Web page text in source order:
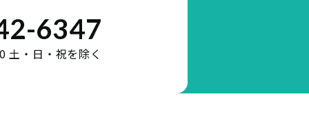
6347
土・日・祝を除く